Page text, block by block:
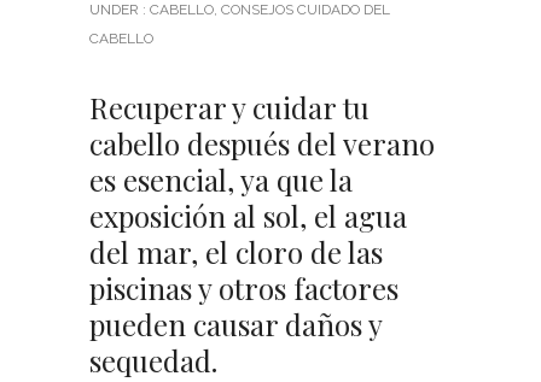
UNDER : CABELLO, CONSEJOS CUIDADO DEL
CABELLO
Recuperar y cuidar tu
cabello después del verano
es esencial, ya que la
exposición al sol, el agua
del mar, el cloro de las
piscinas y otros factores
pueden causar daños y
sequedad.